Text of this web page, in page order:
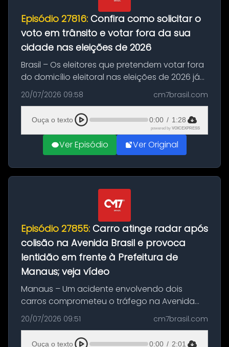
Episódio 27816: Confira como solicitar o
voto em trânsito e votar fora da sua
cidade nas eleições de 2026
Brasil – Os eleitores que pretendem votar fora
do domicílio eleitoral nas eleições de 2026 já
podem solicitar o voto em trânsito a partir
desta segunda-feira (20). O pedido pode ser
feito até 20 de ag...
20/07/2026 09:58 cm7brasil.com
Ouça o texto 0:00 / 1:28
powered by VOICEXPRESS
Ver Episódio Ver Original
Episódio 27855: Carro atinge radar após
colisão na Avenida Brasil e provoca
lentidão em frente à Prefeitura de
Manaus; veja vídeo
Manaus – Um acidente envolvendo dois
carros comprometeu o tráfego na Avenida
Brasil durante a manhã desta segunda-feira
(20), em frente ao complexo da Prefeitura de
Manaus, na Zona Oeste. A batida ter...
20/07/2026 09:51 cm7brasil.com
Ouça o texto 0:00 / 2:01